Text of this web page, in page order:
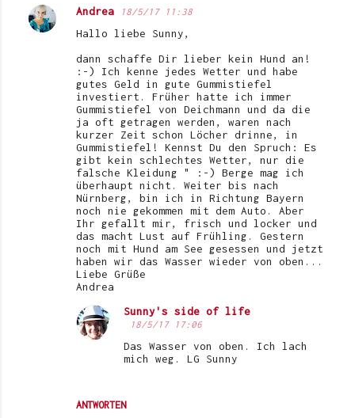
Andrea 18/5/17 11:38
Hallo liebe Sunny,
dann schaffe Dir lieber kein Hund an!
:-) Ich kenne jedes Wetter und habe
gutes Geld in gute Gummistiefel
investiert. Früher hatte ich immer
Gummistiefel von Deichmann und da die
ja oft getragen werden, waren nach
kurzer Zeit schon Löcher drinne, in
Gummistiefel! Kennst Du den Spruch: Es
gibt kein schlechtes Wetter, nur die
falsche Kleidung " :-) Berge mag ich
überhaupt nicht. Weiter bis nach
Nürnberg, bin ich in Richtung Bayern
noch nie gekommen mit dem Auto. Aber
Ihr gefallt mir, frisch und locker und
das macht Lust auf Frühling. Gestern
noch mit Hund am See gesessen und jetzt
haben wir das Wasser wieder von oben...
Liebe Grüße
Andrea
ANTWORTEN
Sunny's side of life
18/5/17 17:06
Das Wasser von oben. Ich lach
mich weg. LG Sunny